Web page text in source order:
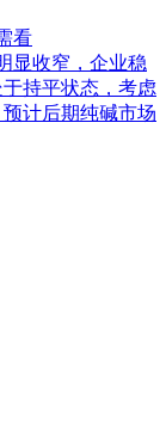
看
显收窄，企业稳
持平状态，考虑
计后期纯碱市场